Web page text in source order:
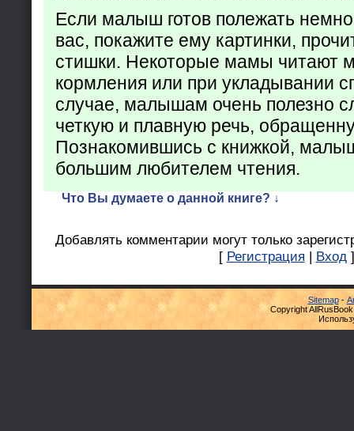
Если малыш готов полежать
вас, покажите ему картинки,
стишки. Некоторые мамы читают
кормления или при укладывании
случае, малышам очень полезно
четкую и плавную речь,
Познакомившись с книжкой,
большим любителем чтения.
Что Вы думаете о данной книге? ↓
Добавлять комментарии могут только
[ Регистрация | Вход ]
Sitemap-
Copyright